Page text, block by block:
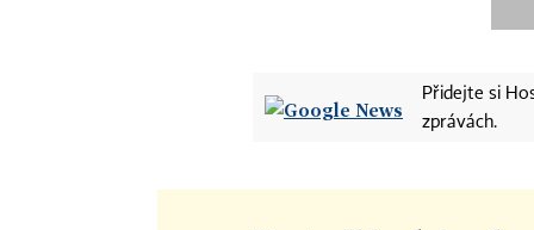
Přidejte si
zprávách.